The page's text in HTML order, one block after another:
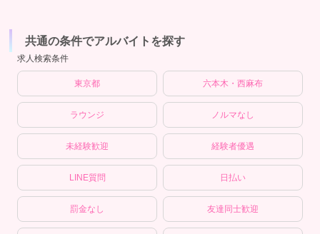
共通の条件でアルバイトを探す
求人検索条件
東京都 六本木・西麻布
ラウンジ ノルマなし
未経験歓迎 経験者優遇
LINE質問 日払い
罰金なし 友達同士歓迎